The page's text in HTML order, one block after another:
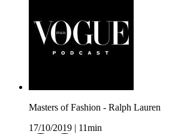
Masters of Fashion - Ralph Lauren
17/10/2019
11min